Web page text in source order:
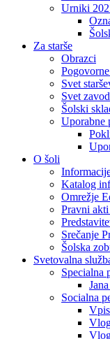
Urniki
Za starše
Obrazci
Svet
Svet
Šolski
Uporabne
O šoli
Katalog
Omrežje
Pravni
Srečanje
Šolska
Svetovalna
Specialna
Socialna